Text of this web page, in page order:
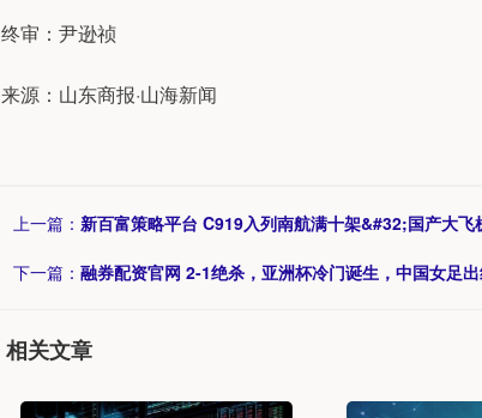
终审：尹逊祯
来源：山东商报·山海新闻
上一篇： 新百富策略平台 C919入列南航满十架&#32;国产大飞
下一篇： 融券配资官网 2-1绝杀，亚洲杯冷门诞生，中国女足
相关文章